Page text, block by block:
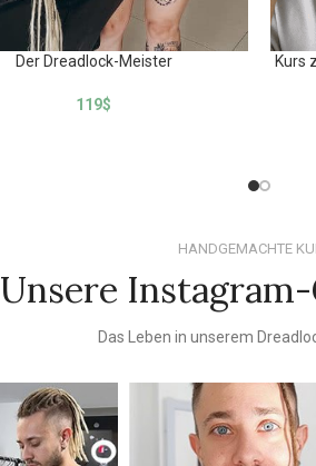
Der Dreadlock-Meister
119$
Kurs
HANDGEMACHTE
Unsere
Das Leben in unserem